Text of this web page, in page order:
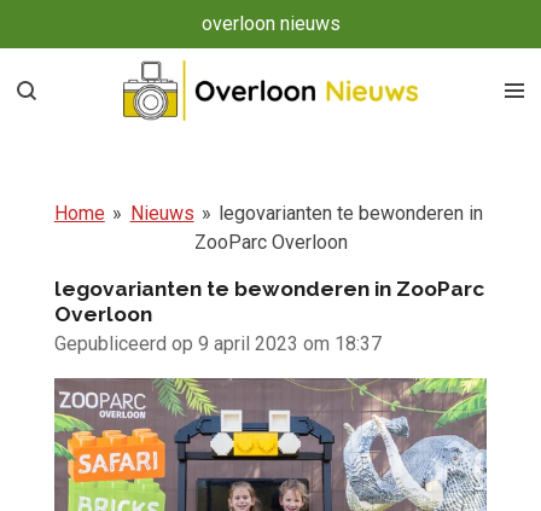
direct
naar
overloon nieuws
Home » Nieuws » legovarianten te bewonderen in
ZooParc Overloon
legovarianten te bewonderen in ZooParc
Overloon
Gepubliceerd op 9 april 2023 om 18:37